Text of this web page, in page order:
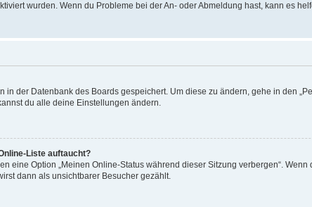
wurden. Wenn du Probleme bei der An- oder Abmeldung hast, kann es
der Datenbank des Boards gespeichert. Um diese zu ändern, gehe in den
du alle deine Einstellungen ändern.
Liste auftaucht?
eine Option „Meinen Online-Status während dieser Sitzung verbergen“.
dann als unsichtbarer Besucher gezählt.